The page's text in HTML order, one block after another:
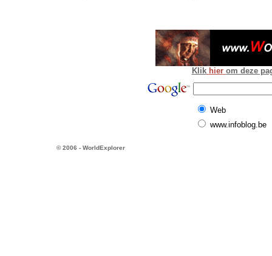
Klik hier om deze
Web
www.infoblog.be
© 2006 - WorldExplorer